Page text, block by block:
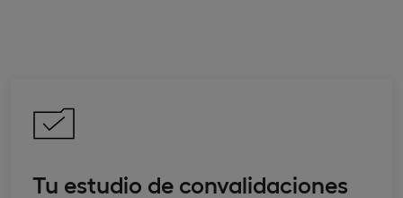
Tu estudio de convalidaciones